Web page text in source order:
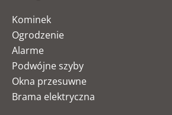
Kominek
Ogrodzenie
Alarme
Podwójne szyby
Okna przesuwne
Brama elektryczna